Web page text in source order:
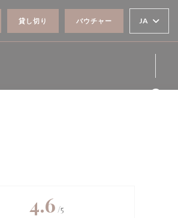
貸し切り バウチャー JA
4.6 /5